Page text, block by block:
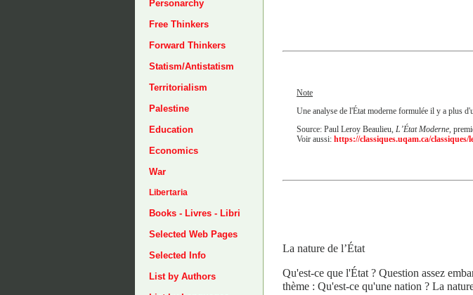
Personarchy
Free Thinkers
Forward Thinkers
Statism/Antistatism
Territorialism
Palestine
Education
Economics
War
Libertaria
Books - Livres - Libri
Selected Web Pages
Selected Info
List by Authors
Note
Une analyse de l'État moderne formulée il y a plus
Source: Paul Leroy Beaulieu, L’État Moderne,
Voir aussi: https://classiques.uqam.ca/
La nature de l’État
Qu'est-ce que l'État ? Question assez
thème : Qu'est-ce qu'une nation ? La